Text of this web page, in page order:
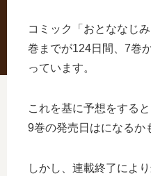
コミック「おとななじ
巻までが124日間、7巻
っています。
これを基に予想をする
9巻の発売日はになるか
しかし、連載終了によ